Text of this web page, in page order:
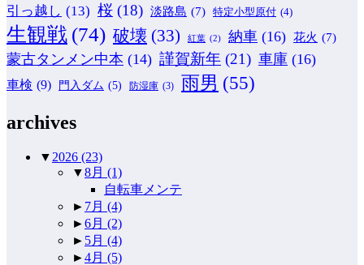
引っ越し (13) 桜 (18) 淡路島 (7) 特定小型原付 (4)
生観戦 (74) 破壊 (33) 紅葉 (2) 納車 (16) 花火 (7)
蒙古タンメン中本 (14) 謹賀新年 (21) 車庫 (16)
車検 (9) 門入ダム (5) 防湿庫 (3) 雨男 (55)
archives
▼ 2026 (23)
▼8月 (1)
自転車メンテ
► 7月 (4)
►6月 (2)
► 5月 (4)
►4月 (5)